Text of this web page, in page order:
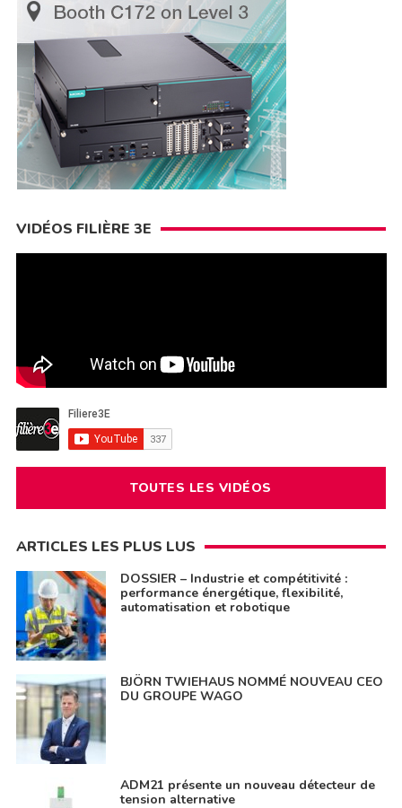
VIDÉOS FILIÈRE 3E
TOUTES LES VIDÉOS
ARTICLES LES PLUS LUS
DOSSIER – Industrie et compétitivité :
performance énergétique, flexibilité,
automatisation et robotique
BJÖRN TWIEHAUS NOMMÉ NOUVEAU CEO
DU GROUPE WAGO
ADM21 présente un nouveau détecteur de
tension alternative